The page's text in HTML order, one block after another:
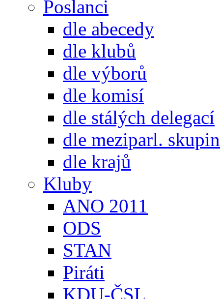
Poslanci
dle abecedy
dle klubů
dle výborů
dle komisí
dle stálých delegací
dle meziparl. skupin
dle krajů
Kluby
ANO 2011
ODS
STAN
Piráti
KDU-ČSL